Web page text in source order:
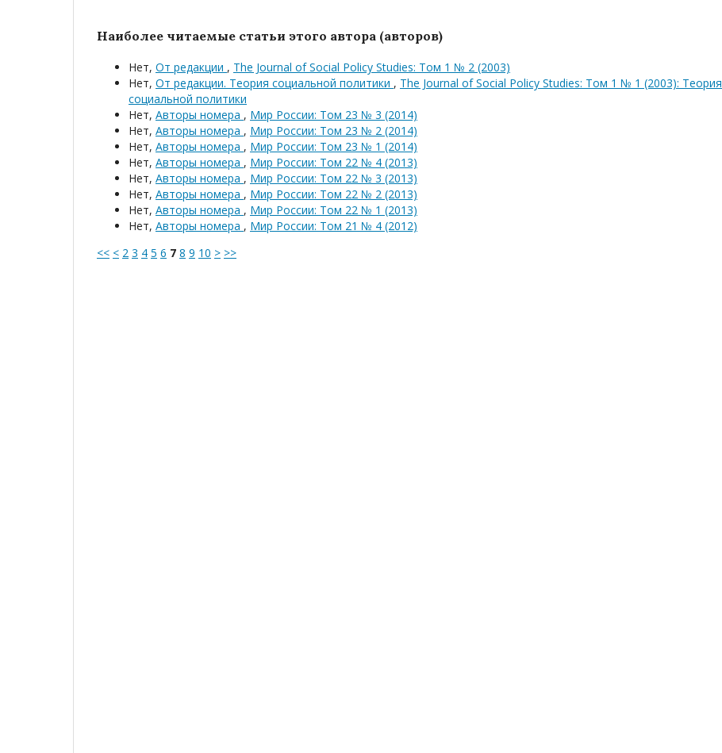
Наиболее читаемые статьи этого автора (авторов)
Нет, От редакции , The Journal of Social Policy Studies: Том 1 № 2 (2003)
Нет, От редакции. Теория социальной политики , The Journal of Social Policy Studies: Том 1 № 1 (2003): Теория
социальной политики
Нет, Авторы номера , Мир России: Том 23 № 3 (2014)
Нет, Авторы номера , Мир России: Том 23 № 2 (2014)
Нет, Авторы номера , Мир России: Том 23 № 1 (2014)
Нет, Авторы номера , Мир России: Том 22 № 4 (2013)
Нет, Авторы номера , Мир России: Том 22 № 3 (2013)
Нет, Авторы номера , Мир России: Том 22 № 2 (2013)
Нет, Авторы номера , Мир России: Том 22 № 1 (2013)
Нет, Авторы номера , Мир России: Том 21 № 4 (2012)
<< < 2 3 4 5 6 7 8 9 10 > >>